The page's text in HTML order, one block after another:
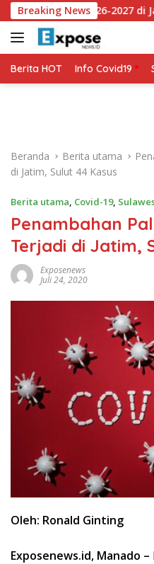
a
g
u
Breaking News
Ketiga 2026-2027 di
Berita HOT Info Covid19
Beranda Berita utama
di Jatim, Sulut 44 Kasus
Berita utama, Covid-19,
Penambahan
Terjadi di Jatim,
Exposenews
Juli 24, 2020
Oleh: Ronald Ginting
Exposenews.id, Manado –